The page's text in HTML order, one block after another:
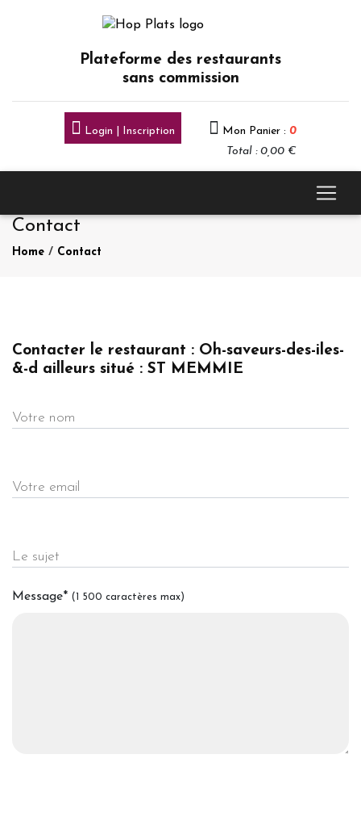
Plateforme des restaurants
sans commission
Login | Inscription Mon Panier : 0
Total : 0,00 €
Contact
Home / Contact
Contacter le restaurant : Oh-saveurs-des-iles-
&-d ailleurs situé : ST MEMMIE
Votre nom
Votre email
Le sujet
Message* (1 500 caractères max)